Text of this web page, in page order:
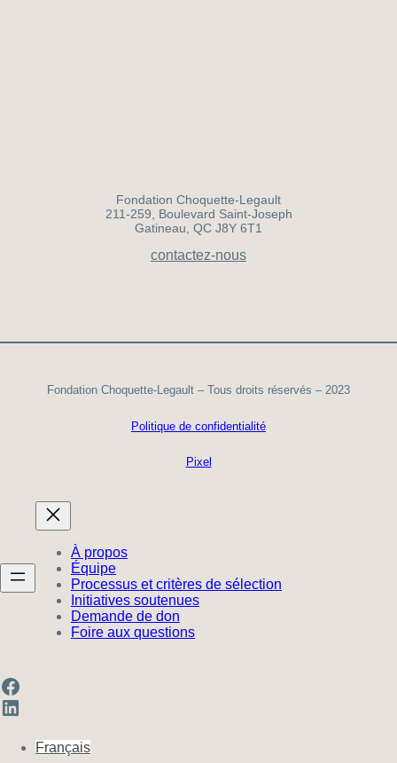
Fondation Choquette-Legault
211-259, Boulevard Saint-Joseph
Gatineau, QC J8Y 6T1
contactez-nous
Fondation Choquette-Legault – Tous droits réservés – 2023
Politique de confidentialité
Pixel
À propos
Équipe
Processus et critères de sélection
Initiatives soutenues
Demande de don
Foire aux questions
Facebook
LinkedIn
Français